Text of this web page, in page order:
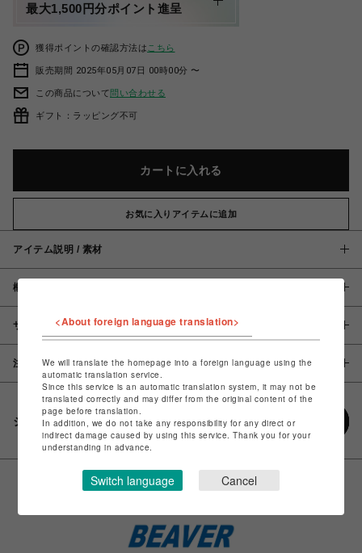
最大1,500円分ポイント進呈
獲得ポイントの確認方法は こちら
販売期間 2025年05月07日 00時00分 〜
この商品について問い合わせる
ギフト：ラッピング不可
カートに入れる
お気に入りアイテムに追加
アイテム説明 / 素材
概要
サイズ
注意事項
シェアする
<About foreign language translation>
We will translate the homepage into a foreign language using the
automatic translation service.
Since this service is an automatic translation system, it may not be
translated correctly and may differ from the original content of the
page before translation.
In addition, we do not take any responsibility for any direct or
indirect damage caused by using this service. Thank you for your
understanding in advance.
Switch language Cancel